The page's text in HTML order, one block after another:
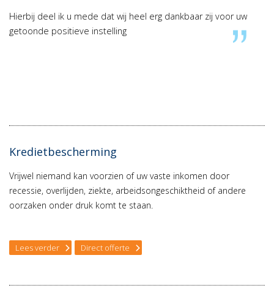
Hierbij deel ik u mede dat wij heel erg dankbaar zij voor uw
getoonde positieve instelling
Kredietbescherming
Vrijwel niemand kan voorzien of uw vaste inkomen door
recessie, overlijden, ziekte, arbeidsongeschiktheid of andere
oorzaken onder druk komt te staan.
Lees verder Direct offerte